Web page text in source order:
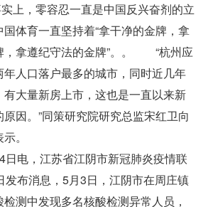
上，零容忍一直是中国反兴奋剂的立
体育一直坚持着“拿干净的金牌，拿
，拿遵纪守法的金牌”。。 “杭州应
人口落户最多的城市，同时近几年
大量新房上市，这也是一直以来新
因。”同策研究院研究总监宋红卫向
。
电，江苏省江阴市新冠肺炎疫情联
发布消息，5月3日，江阴市在周庄镇
测中发现多名核酸检测异常人员，